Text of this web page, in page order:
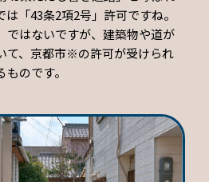
「43条2項2号」許可ですね。
ではないですが、建築物や道が
て、京都市※の許可が受けられ
のです。